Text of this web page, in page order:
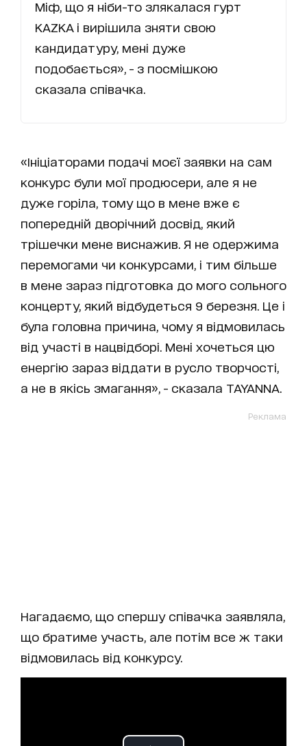
Міф, що я ніби-то злякалася гурт
KAZKA і вирішила зняти свою
кандидатуру, мені дуже
подобається», - з посмішкою
сказала співачка.
«Ініціаторами подачі моєї заявки на сам
конкурс були мої продюсери, але я не
дуже горіла, тому що в мене вже є
попередній дворічний досвід, який
трішечки мене виснажив. Я не одержима
перемогами чи конкурсами, і тим більше
в мене зараз підготовка до мого сольного
концерту, який відбудеться 9 березня. Це і
була головна причина, чому я відмовилась
від участі в нацвідборі. Мені хочеться цю
енергію зараз віддати в русло творчості,
а не в якісь змагання», - сказала TAYANNA.
Реклама
Нагадаємо, що спершу співачка заявляла,
що братиме участь, але потім все ж таки
відмовилась від конкурсу.